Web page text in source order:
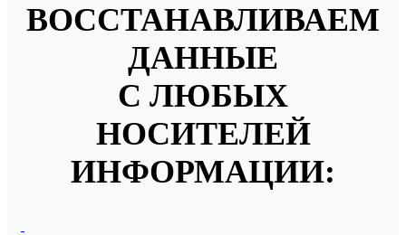
ВОССТАНАВЛИВАЕМ
ДАННЫЕ
С ЛЮБЫХ
НОСИТЕЛЕЙ
ИНФОРМАЦИИ: